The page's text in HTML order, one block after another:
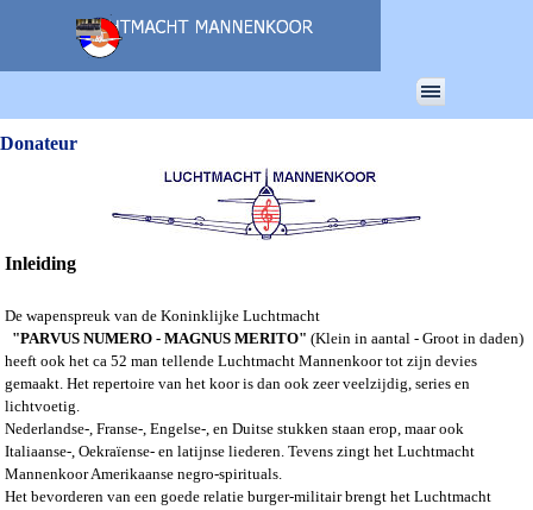
Donateur
Inleiding
De wapenspreuk van de Koninklijke Luchtmacht
"PARVUS NUMERO - MAGNUS MERITO" (Klein in aantal - Groot in daden)
heeft ook het ca 52 man tellende Luchtmacht Mannenkoor tot zijn devies
gemaakt. Het repertoire van het koor is dan ook zeer veelzijdig, series en
lichtvoetig.
Nederlandse-, Franse-, Engelse-, en Duitse stukken staan erop, maar ook
Italiaanse-, Oekraïense- en latijnse liederen. Tevens zingt het Luchtmacht
Mannenkoor Amerikaanse negro-spirituals.
Het bevorderen van een goede relatie burger-militair brengt het Luchtmacht